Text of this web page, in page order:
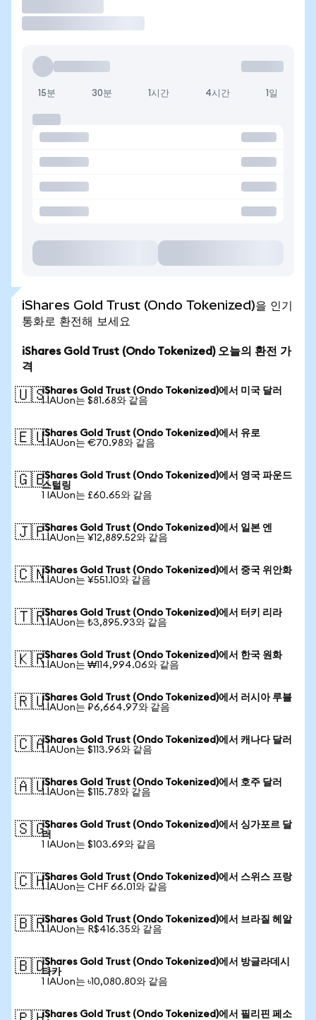
15분 30분 1시간 4시간 1일
iShares Gold Trust (Ondo Tokenized)을 인기
통화로 환전해 보세요
iShares Gold Trust (Ondo Tokenized) 오늘의 환전 가
격
🇺🇸iShares Gold Trust (Ondo Tokenized)에서 미국 달러
1 IAUon는 $81.68와 같음
🇪🇺iShares Gold Trust (Ondo Tokenized)에서 유로
1 IAUon는 €70.98와 같음
🇬🇧iShares Gold Trust (Ondo Tokenized)에서 영국 파운드
스털링
1 IAUon는 £60.65와 같음
🇯🇵iShares Gold Trust (Ondo Tokenized)에서 일본 엔
1 IAUon는 ¥12,889.52와 같음
🇨🇳iShares Gold Trust (Ondo Tokenized)에서 중국 위안화
1 IAUon는 ¥551.10와 같음
🇹🇷iShares Gold Trust (Ondo Tokenized)에서 터키 리라
1 IAUon는 ₺3,895.93와 같음
🇰🇷iShares Gold Trust (Ondo Tokenized)에서 한국 원화
1 IAUon는 ₩114,994.06와 같음
🇷🇺iShares Gold Trust (Ondo Tokenized)에서 러시아 루블
1 IAUon는 ₽6,664.97와 같음
🇨🇦iShares Gold Trust (Ondo Tokenized)에서 캐나다 달러
1 IAUon는 $113.96와 같음
🇦🇺iShares Gold Trust (Ondo Tokenized)에서 호주 달러
1 IAUon는 $115.78와 같음
🇸🇬iShares Gold Trust (Ondo Tokenized)에서 싱가포르 달
러
1 IAUon는 $103.69와 같음
🇨🇭iShares Gold Trust (Ondo Tokenized)에서 스위스 프랑
1 IAUon는 CHF 66.01와 같음
🇧🇷iShares Gold Trust (Ondo Tokenized)에서 브라질 헤알
1 IAUon는 R$416.35와 같음
🇧🇩iShares Gold Trust (Ondo Tokenized)에서 방글라데시
타카
1 IAUon는 ৳10,080.80와 같음
iShares Gold Trust (Ondo Tokenized)에서 필리핀 페소